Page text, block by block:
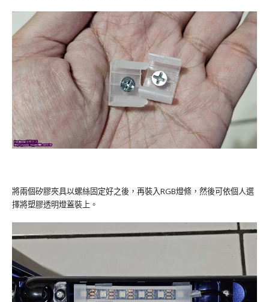
將兩個矽膠夾具以螺絲固定好之後，再裝入RGB燈條，然後可依個人選
擇將塑膠透明燈蓋裝上。